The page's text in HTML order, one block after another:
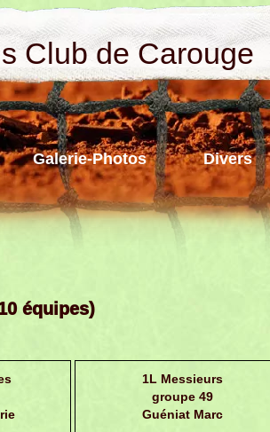
Club de Carouge
Galerie-Photos Divers
équipes)
1L Messieurs
groupe 49
Guéniat Marc